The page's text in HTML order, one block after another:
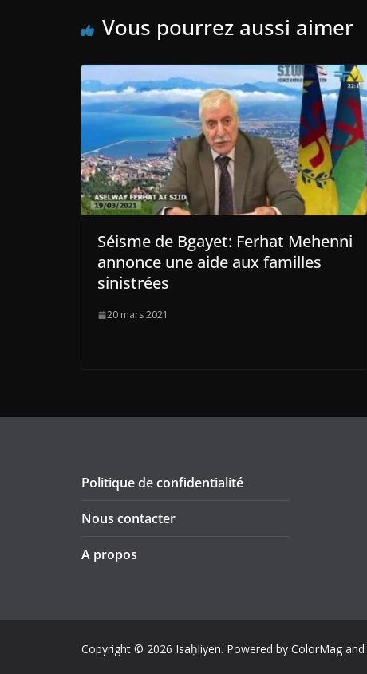
Vous pourrez aussi aimer
Séisme de Bgayet: Ferhat Mehenni
annonce une aide aux familles
sinistrées
20 mars 2021
Politique de confidentialité
Nous contacter
A propos
Copyright © 2026 Isaḥliyen. Powered by ColorMag and